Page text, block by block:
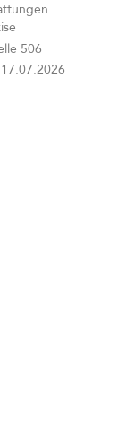
Weiherweg 12, Parzelle 506
vom 18.06.2026 bis 17.07.2026